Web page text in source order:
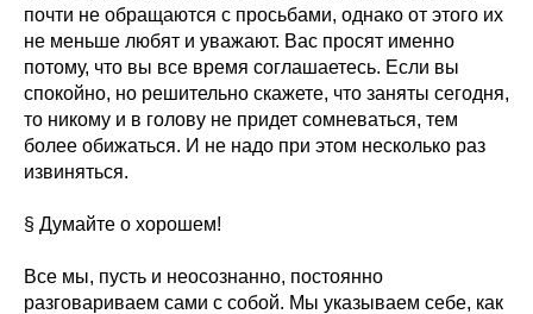
почти не обращаются с просьбами, однако от этого их
не меньше любят и уважают. Вас просят именно
потому, что вы все время соглашаетесь. Если вы
спокойно, но решительно скажете, что заняты сегодня,
то никому и в голову не придет сомневаться, тем
более обижаться. И не надо при этом несколько раз
извиняться.
§ Думайте о хорошем!
Все мы, пусть и неосознанно, постоянно
разговариваем сами с собой. Мы указываем себе, как